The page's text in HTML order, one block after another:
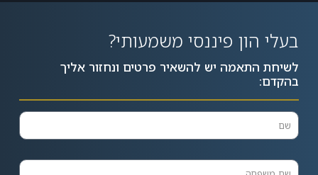
בעלי הון פיננסי משמעותי?
לשיחת התאמה יש להשאיר פרטים ונחזור אליך
בהקדם: